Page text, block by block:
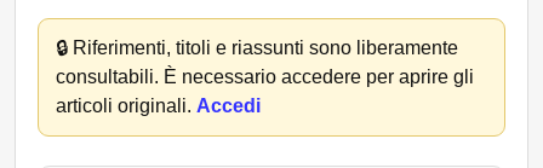
🔒 Riferimenti, titoli e riassunti sono liberamente
consultabili. È necessario accedere per aprire gli
articoli originali. Accedi